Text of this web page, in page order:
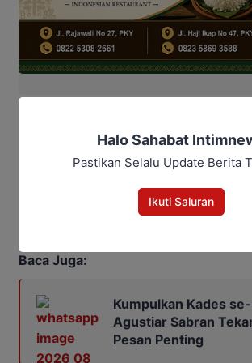
Baca Juga:
Kumpulkan Kades
Agustiar Sabran
Pesan Penting
Halo Sahabat
Pastikan Selalu Update Berita
Ikuti Saluran